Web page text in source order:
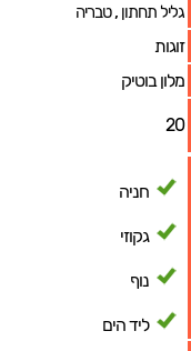
גליל תחתון,טבריה
זוגות
מלון בוטיק
20
חניה
גקוזי
נוף
ליד הים